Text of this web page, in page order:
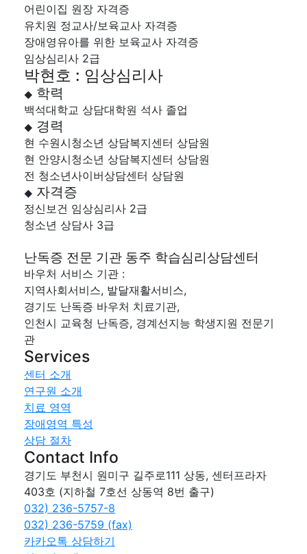
어린이집 원장 자격증
유치원 정교사/보육교사 자격증
장애영유아를 위한 보육교사 자격증
임상심리사 2급
박현호 : 임상심리사
◆ 학력
백석대학교 상담대학원 석사 졸업
◆ 경력
현 수원시청소년 상담복지센터 상담원
현 안양시청소년 상담복지센터 상담원
전 청소년사이버상담센터 상담원
◆ 자격증
정신보건 임상심리사 2급
청소년 상담사 3급
난독증 전문 기관 동주 학습심리상담센터
바우처 서비스 기관 :
지역사회서비스, 발달재활서비스,
경기도 난독증 바우처 치료기관,
인천시 교육청 난독증, 경계선지능 학생지원 전문기
관
Services
센터 소개
연구원 소개
치료 영역
장애영역 특성
상담 절차
Contact Info
경기도 부천시 원미구 길주로111 상동, 센터프라자
403호 (지하철 7호선 상동역 8번 출구)
032) 236-5757-8
032) 236-5759 (fax)
카카오톡 상담하기